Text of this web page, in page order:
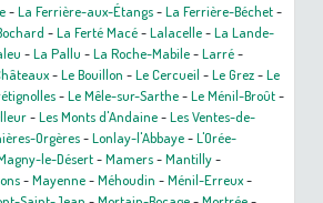
-La Ferrière-aux-Étangs-La Ferrière-Béchet-
-La Ferté Macé-Lalacelle-La Lande-
-La Pallu -La Roche-Mabile-Larré-
-Le Bouillon -Le Cercueil -Le Grez-Le
-Le Mêle-sur-Sarthe-Le Ménil-Broût-
-Les Monts d'Andaine-Les Ventes-de-
Orgères-Lonlay-l'Abbaye-L'Orée-
le-Désert-Mamers-Mantilly-
-Mayenne-Méhoudin -Ménil-Erreux-